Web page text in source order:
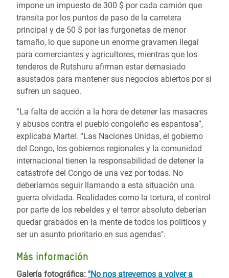
impone un impuesto de 300 $ por cada camión que
transita por los puntos de paso de la carretera
principal y de 50 $ por las furgonetas de menor
tamaño, lo que supone un enorme gravamen ilegal
para comerciantes y agricultores, mientras que los
tenderos de Rutshuru afirman estar demasiado
asustados para mantener sus negocios abiertos por si
sufren un saqueo.
“La falta de acción a la hora de detener las masacres
y abusos contra el pueblo congoleño es espantosa”,
explicaba Martel. “Las Naciones Unidas, el gobierno
del Congo, los gobiernos regionales y la comunidad
internacional tienen la responsabilidad de detener la
catástrofe del Congo de una vez por todas. No
deberíamos seguir llamando a esta situación una
guerra olvidada. Realidades como la tortura, el control
por parte de los rebeldes y el terror absoluto deberían
quedar grabados en la mente de todos los políticos y
ser un asunto prioritario en sus agendas".
Más información
Galería fotográfica: "No nos atrevemos a volver a